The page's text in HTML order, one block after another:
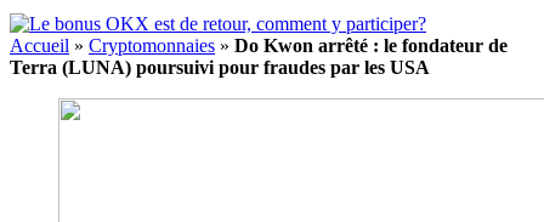
Accueil » Cryptomonnaies » Do Kwon arrêté : le fondateur de
Terra (LUNA) poursuivi pour fraudes par les USA